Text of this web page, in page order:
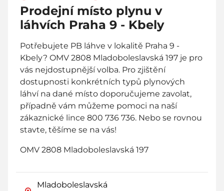
Prodejní místo plynu v
láhvích Praha 9 - Kbely
Potřebujete PB láhve v lokalitě Praha 9 -
Kbely? OMV 2808 Mladoboleslavská 197 je pro
vás nejdostupnější volba. Pro zjištění
dostupnosti konkrétních typů plynových
láhví na dané místo doporučujeme zavolat,
případně vám můžeme pomoci na naší
zákaznické lince 800 736 736. Nebo se rovnou
stavte, těšíme se na vás!
OMV 2808 Mladoboleslavská 197
Mladoboleslavská